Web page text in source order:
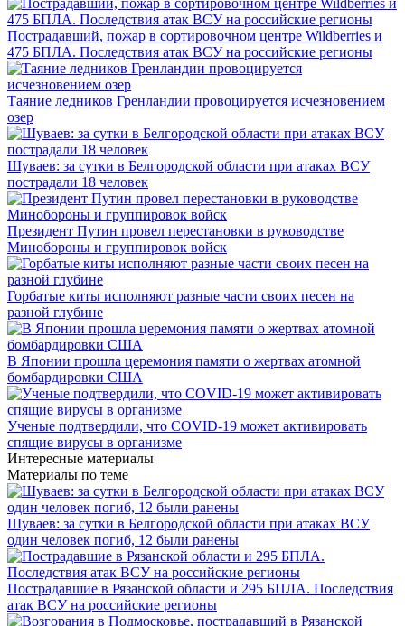
Пострадавший, пожар в сортировочном центре Wildberries и
475 БПЛА. Последствия атак ВСУ на российские регионы
Таяние ледников Гренландии провоцируется исчезновением
озер
Шуваев: за сутки в Белгородской области при атаках ВСУ
пострадали 18 человек
Президент Путин провел перестановки в руководстве
Минобороны и группировок войск
Горбатые киты исполняют разные части своих песен на
разной глубине
В Японии прошла церемония памяти о жертвах атомной
бомбардировки США
Ученые подтвердили, что COVID-19 может активировать
спящие вирусы в организме
Интересные материалы
Материалы по теме
Шуваев: за сутки в Белгородской области при атаках ВСУ
один человек погиб, 12 были ранены
Пострадавшие в Рязанской области и 295 БПЛА. Последствия
атак ВСУ на российские регионы